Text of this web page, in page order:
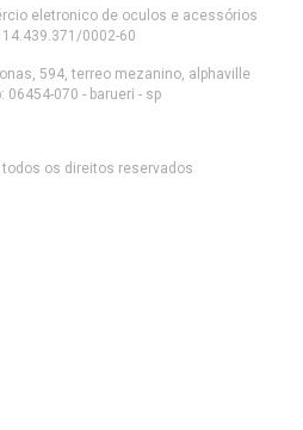
eletronico de oculos e acessórios
14.439.371/0002-60
594, terreo mezanino, alphaville
06454-070 - barueri - sp
os direitos reservados